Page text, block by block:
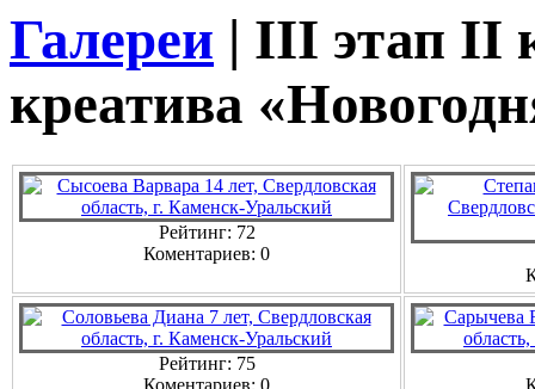
Галереи | III этап II
креатива
Рейтинг: 72
Коментариев: 0
Рейтинг: 75
Коментариев: 0